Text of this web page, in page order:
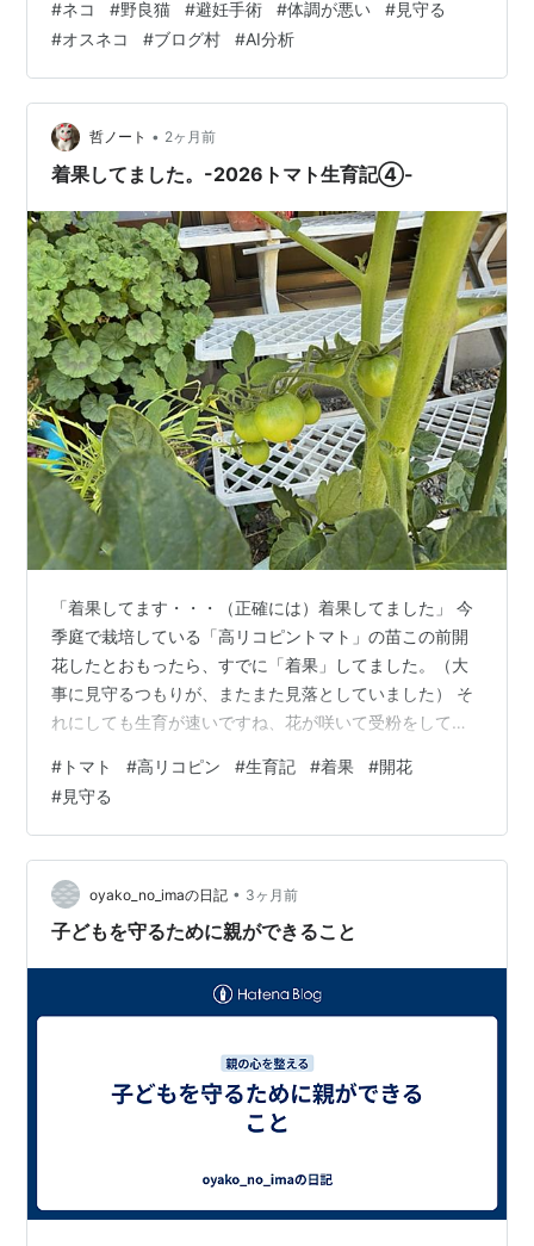
#ネコ #野良猫 #避妊手術 #体調が悪い #見守る
#オスネコ #ブログ村 #AI分析
哲ノート • 2ヶ月前
着果してました。-2026トマト生育記④-
「着果してます・・・（正確には）着果してました」 今
季庭で栽培している「高リコピントマト」の苗この前開
花したとおもったら、すでに「着果」してました。（大
事に見守るつもりが、またまた見落としていました） そ
れにしても生育が速いですね、花が咲いて受粉をして実
これから雨の季節、だいじに養生して大きな実に育つよ
うこれからも見守りますよ・・・。
goody4350.hatenablog.com
goody4350.hatenablog.com
goody4350.hatenablog.com
# トマト #高リコピン #生育記 #着果 #開花
#見守る
oyako_no_imaの日記 • 3ヶ月前
子どもを守るために親ができること